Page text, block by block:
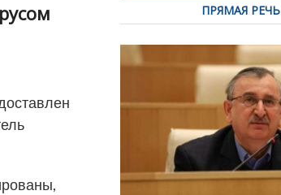
ПРЯМАЯ РЕЧЬ